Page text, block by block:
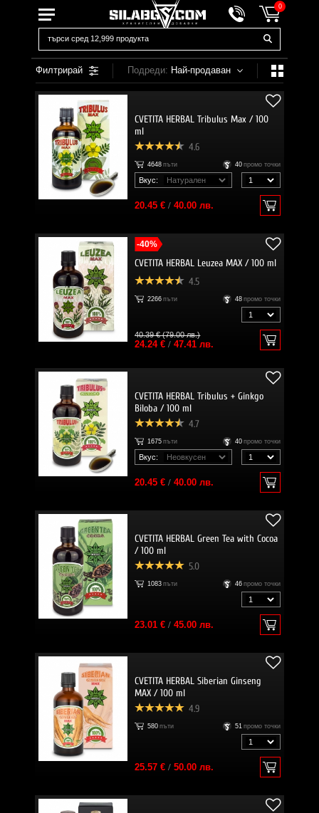
0
Филтрирай Подреди: Най-продаван
CVETITA HERBAL Tribulus Max / 100
ml
4.6
4648 пъти 40 промо точки
Вкус:
20.45 €/ 40.00 лв.
-40%
CVETITA HERBAL Leuzea MAX / 100 ml
4.5
2266 пъти 48 промо точки
40.39 € (79.00 лв.)
24.24 €/ 47.41 лв.
CVETITA HERBAL Tribulus + Ginkgo
Biloba / 100 ml
4.7
1675 пъти 40 промо точки
Вкус:
20.45 €/ 40.00 лв.
CVETITA HERBAL Green Tea with Cocoa
/ 100 ml
5.0
1083 пъти 46 промо точки
23.01 €/ 45.00 лв.
CVETITA HERBAL Siberian Ginseng
MAX / 100 ml
4.9
580 пъти 51 промо точки
25.57 €/ 50.00 лв.